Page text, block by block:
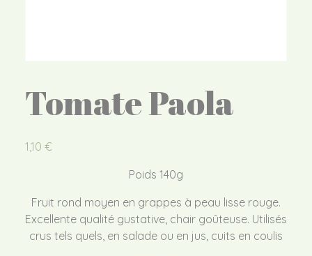
Tomate Paola
1,10 €
Poids 140g
Fruit rond moyen en grappes à peau lisse rouge.
Excellente qualité gustative, chair goûteuse. Utilisés
crus tels quels, en salade ou en jus, cuits en coulis